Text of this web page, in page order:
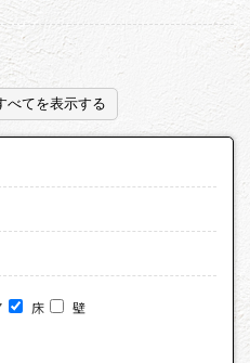
べてを表示する
床 壁